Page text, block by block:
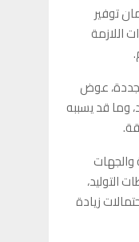
توفير
اللازمة
عوض
وما قد يسببه
التوليد،
زيادة